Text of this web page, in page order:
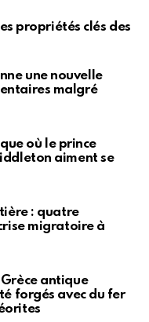
propriétés clés des
une nouvelle
malgré
où le prince
aiment se
: quatre
migratoire à
antique
forgés avec du fer